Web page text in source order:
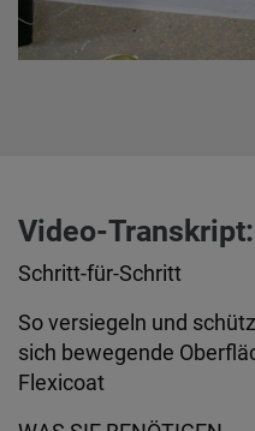
Video-Transkript:
Schritt-für-Schritt
So versiegeln und
sich bewegende
Flexicoat